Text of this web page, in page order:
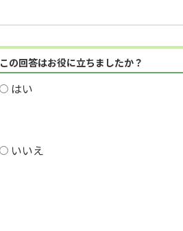
この回答はお役に立ちましたか？
はい
いいえ